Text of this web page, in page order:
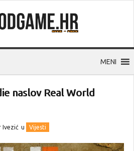
MENI
naslov Real World
Ivezić u Vijesti